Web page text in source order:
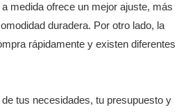
medida ofrece un mejor ajuste, más
duradera. Por otro lado, la
rápidamente y existen diferentes
tus necesidades, tu presupuesto y